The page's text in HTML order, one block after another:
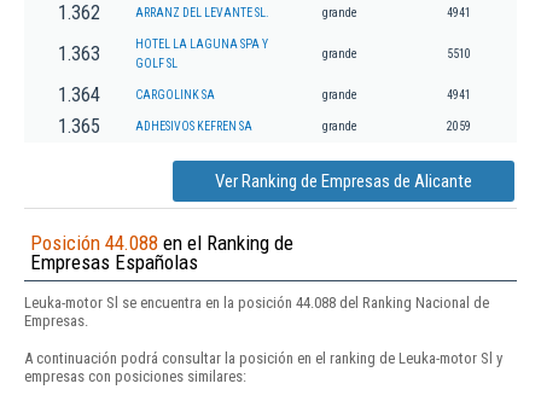
1.362 ARRANZ DEL LEVANTE SL. grande 4941
1.363
HOTEL LA LAGUNA SPA Y
GOLF SL
grande 5510
1.364 CARGOLINK SA grande 4941
1.365 ADHESIVOS KEFREN SA grande 2059
Ver Ranking de Empresas de Alicante
Posición 44.088 en el Ranking de
Empresas Españolas
Leuka-motor Sl se encuentra en la posición 44.088 del Ranking Nacional de
Empresas.
A continuación podrá consultar la posición en el ranking de Leuka-motor Sl y
empresas con posiciones similares: